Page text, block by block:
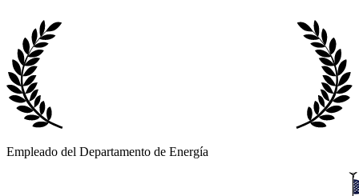
Empleado del Departamento de Energía